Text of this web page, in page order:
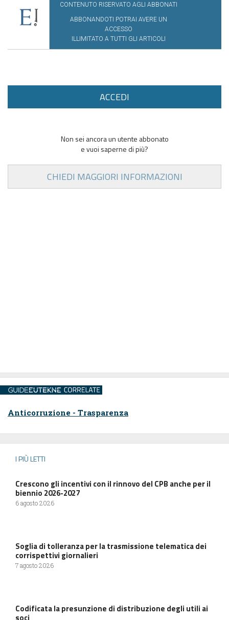
CONTENUTO RISERVATO AGLI ABBONATI
ABBONANDOTI POTRAI AVERE UN
ACCESSO
ILLIMITATO A TUTTI GLI ARTICOLI
ACCEDI
Non sei ancora un utente abbonato
e vuoi saperne di più?
CHIEDI MAGGIORI INFORMAZIONI
Anticorruzione - Trasparenza
I PIÙ LETTI
Crescono gli incentivi con il rinnovo del CPB anche per il
biennio 2026-2027
6 agosto 2026
Soglia di tolleranza per la trasmissione telematica dei
corrispettivi giornalieri
7 agosto 2026
Codificata la presunzione di distribuzione degli utili ai